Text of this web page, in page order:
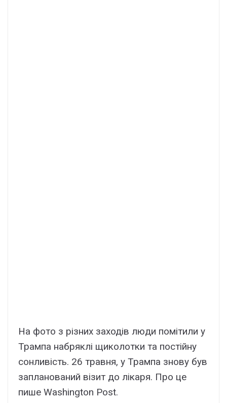
На фото з різних заходів люди помітили у
Трампа набряклі щиколотки та постійну
сонливість. 26 травня, у Трампа знову був
запланований візит до лікаря. Про це
пише Washington Post.